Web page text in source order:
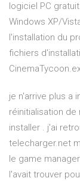
logiciel PC
Windows XP/
l'installation du
fichiers
je n'arrive plus a
réinitialisation
installer . j'ai
telecharger.net
le game
l'avait trouver